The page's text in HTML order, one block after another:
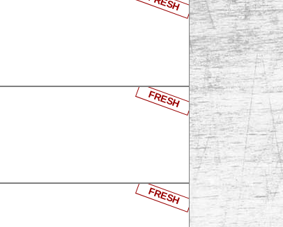
FRESH
FRESH